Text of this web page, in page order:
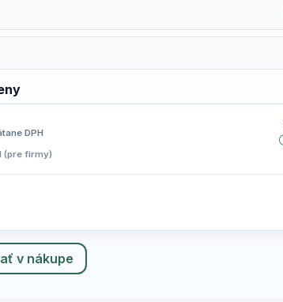
DPH
(pre firmy)
v nákupe